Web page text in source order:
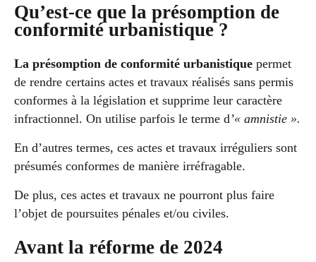
Qu’est-ce que la présomption de
conformité urbanistique ?
La présomption de conformité urbanistique permet
de rendre certains actes et travaux réalisés sans permis
conformes à la législation et supprime leur caractère
infractionnel. On utilise parfois le terme d’« amnistie ».
En d’autres termes, ces actes et travaux irréguliers sont
présumés conformes de manière irréfragable.
De plus, ces actes et travaux ne pourront plus faire
l’objet de poursuites pénales et/ou civiles.
Avant la réforme de 2024